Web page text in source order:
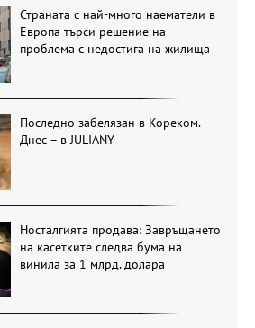
Страната с най-много наематели в
Европа търси решение на
проблема с недостига на жилища
Последно забелязан в Кореком.
Днес – в JULIANY
Носталгията продава: Завръщането
на касетките следва бума на
винила за 1 млрд. долара